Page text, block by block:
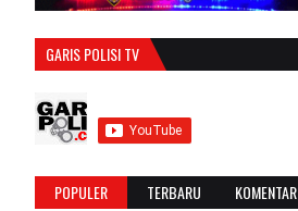
GARIS POLISI TV
POPULER TERBARU KOMENTAR